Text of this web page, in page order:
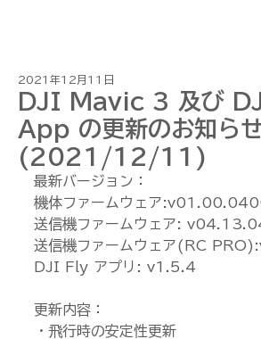
DJI Mavic 3 及び
App の更新のお知ら
(2021/12/11)
2021年12月11日
最新バージョン：
機体ファームウェア
送信機ファームウェア:
送信機ファームウェア(RC
DJI Fly アプリ: v1.5.4
更新内容：
・飛行時の安定性更新